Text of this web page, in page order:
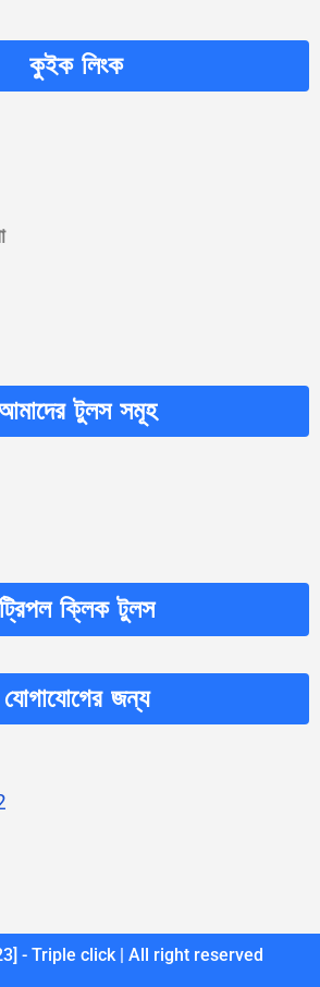
কুইক লিংক
টুলস সমূহ
ট্রিপল ক্লিক টুলস
যোগাযোগের জন্য
- Triple click | All right reserved